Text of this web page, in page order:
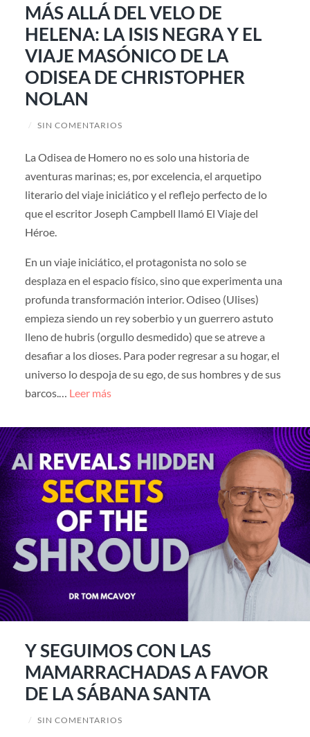
MÁS ALLÁ DEL VELO DE
HELENA: LA ISIS NEGRA Y EL
VIAJE MASÓNICO DE LA
ODISEA DE CHRISTOPHER
NOLAN
/ SIN COMENTARIOS
La Odisea de Homero no es solo una historia de
aventuras marinas; es, por excelencia, el arquetipo
literario del viaje iniciático y el reflejo perfecto de lo
que el escritor Joseph Campbell llamó El Viaje del
Héroe.
En un viaje iniciático, el protagonista no solo se
desplaza en el espacio físico, sino que experimenta una
profunda transformación interior. Odiseo (Ulises)
empieza siendo un rey soberbio y un guerrero astuto
lleno de hubris (orgullo desmedido) que se atreve a
desafiar a los dioses. Para poder regresar a su hogar, el
universo lo despoja de su ego, de sus hombres y de sus
barcos.… Leer más
Y SEGUIMOS CON LAS
MAMARRACHADAS A FAVOR
DE LA SÁBANA SANTA
/ SIN COMENTARIOS